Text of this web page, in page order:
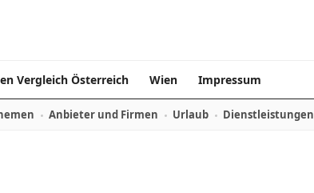
Vergleich Österreich Wien Impressum
Anbieter und Firmen Urlaub Dienstleistungen